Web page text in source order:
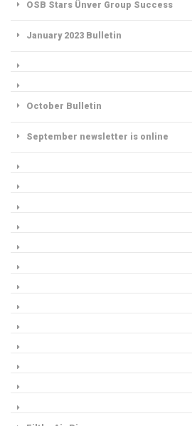
OSB Stars Ünver Group Success
January 2023 Bulletin
October Bulletin
September newsletter is online